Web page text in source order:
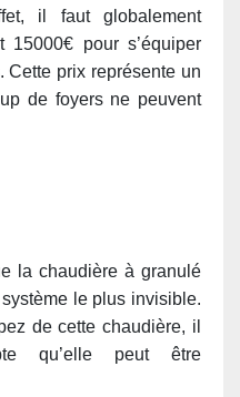
il faut globalement
15000€ pour s’équiper
Cette prix représente un
de foyers ne peuvent
la chaudière à granulé
le plus invisible.
de cette chaudière, il
qu’elle peut être